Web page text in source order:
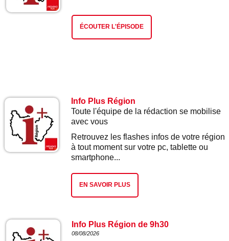
ÉCOUTER L'ÉPISODE
Info Plus Région
Toute l'équipe de la rédaction se mobilise
avec vous
Retrouvez les flashes infos de votre région
à tout moment sur votre pc, tablette ou
smartphone...
EN SAVOIR PLUS
Info Plus Région de 9h30
08/08/2026